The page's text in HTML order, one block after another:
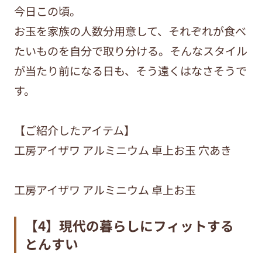
今日この頃。
お玉を家族の人数分用意して、それぞれが食べ
たいものを自分で取り分ける。そんなスタイル
が当たり前になる日も、そう遠くはなさそうで
す。
【ご紹介したアイテム】
工房アイザワ アルミニウム 卓上お玉 穴あき
工房アイザワ アルミニウム 卓上お玉
【4】現代の暮らしにフィットする
とんすい